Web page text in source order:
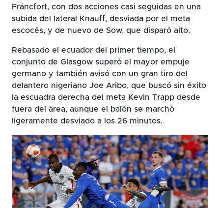
Fráncfort, con dos acciones casi seguidas en una
subida del lateral Knauff, desviada por el meta
escocés, y de nuevo de Sow, que disparó alto.
Rebasado el ecuador del primer tiempo, el
conjunto de Glasgow superó el mayor empuje
germano y también avisó con un gran tiro del
delantero nigeriano Joe Aribo, que buscó sin éxito
la escuadra derecha del meta Kevin Trapp desde
fuera del área, aunque el balón se marchó
ligeramente desviado a los 26 minutos.